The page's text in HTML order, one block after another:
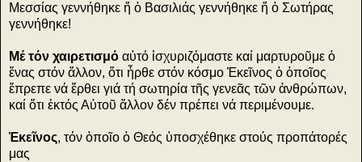
Μεσσίας γεννήθηκε ἤ ὁ Βασιλιάς γεννήθηκε ἤ ὁ Σωτήρας
γεννήθηκε!
Μέ τόν χαιρετισμό αὐτό ἰσχυριζόμαστε καί μαρτυροῦμε ὁ
ἕνας στόν ἄλλον, ὅτι ἦρθε στόν κόσμο Ἐκεῖνος ὁ ὁποῖος
ἔπρεπε νά ἔρθει γιά τή σωτηρία τῆς γενεᾶς τῶν ἀνθρώπων,
καί ὅτι ἐκτός Αὐτοῦ ἄλλον δέν πρέπει νά περιμένουμε.
Ἐκεῖνος, τόν ὁποῖο ὁ Θεός ὑποσχέθηκε στούς προπάτορές
μας